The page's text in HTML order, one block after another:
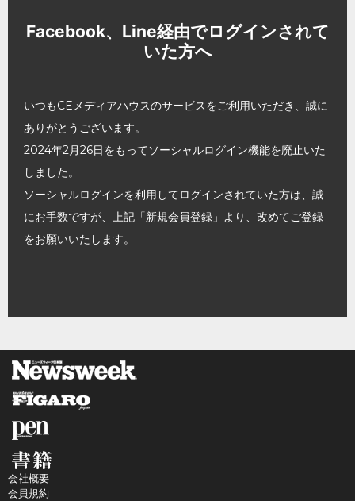
Facebook、Line経由でログインされて
いた方へ
いつもCEメディアハウスのサービスをご利用いただき、誠に
ありがとうございます。
2024年2月26日をもってソーシャルログイン機能を廃止いた
しました。
ソーシャルログインを利用してログインされていた方は、誠
にお手数ですが、上記「新規会員登録」より、改めてご登録
をお願いいたします。
会社概要
会員規約